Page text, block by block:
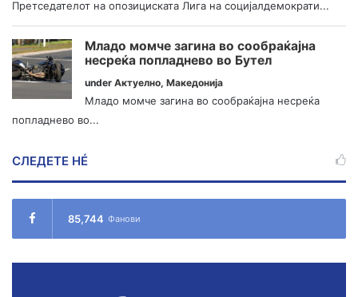
Претседателот на опозициската Лига на социјалдемократи...
Младо момче загина во сообраќајна
несреќа попладнево во Бутел
under Актуелно, Македонија
Младо момче загина во сообраќајна несреќа
попладнево во...
СЛЕДЕТЕ НÉ
85,744 Фанови